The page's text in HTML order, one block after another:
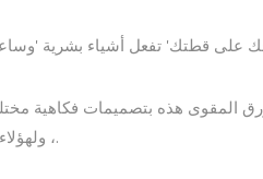
، ولهؤلاء الصغار مع أسلوب أكثر قليلاً ، المقصورة وتيبي.